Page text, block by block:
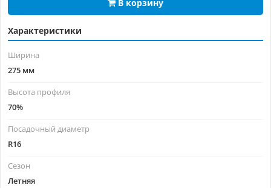
В корзину
Характеристики
Ширина
275 мм
Высота профиля
70%
Посадочный диаметр
R16
Сезон
Летняя